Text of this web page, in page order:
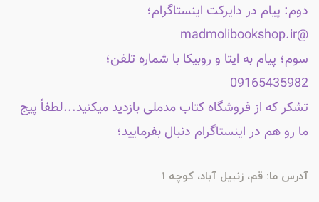
دوم: پیام در دایرکت اینستاگرام؛
@madmolibookshop.ir
سوم؛ پیام به ایتا و روبیکا با شماره تلفن؛
09165435982
تشکر که از فروشگاه کتاب مدملی بازدید میکنید...لطفاً پیج
ما رو هم در اینستاگرام دنبال بفرمایید؛
آدرس ما: قم، زنبیل آباد، کوچه 1